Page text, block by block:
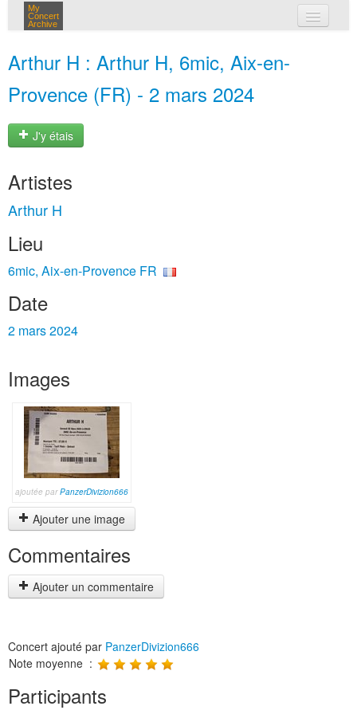
My
Concert
Archive
Arthur H : Arthur H, 6mic, Aix-en-
Provence (FR) - 2 mars 2024
J'y étais
Artistes
Arthur H
Lieu
6mic, Aix-en-Provence FR
Date
2 mars 2024
Images
ajoutée parPanzerDivizion666
Ajouter une image
Commentaires
Ajouter un commentaire
Concert ajouté par PanzerDivizion666
Note moyenne :
Participants